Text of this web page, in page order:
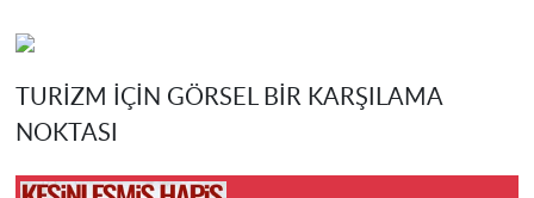
TURİZM İÇİN GÖRSEL BİR KARŞILAMA
NOKTASI